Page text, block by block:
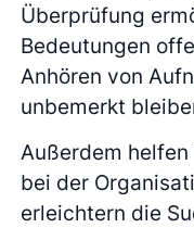
Überprüfung
Bedeutungen
Anhören von
unbemerkt
Außerdem
bei der
erleichtern die